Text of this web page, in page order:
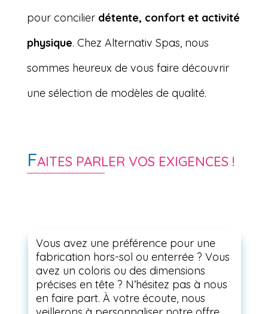
pour concilier détente, confort et activité
physique. Chez Alternativ Spas, nous
sommes heureux de vous faire découvrir
une sélection de modèles de qualité.
FAITES PARLER VOS EXIGENCES !
Vous avez une préférence pour une
fabrication hors-sol ou enterrée ? Vous
avez un coloris ou des dimensions
précises en tête ? N’hésitez pas à nous
en faire part. À votre écoute, nous